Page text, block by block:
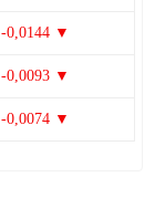
-0,0144 ▼
-0,0093 ▼
-0,0074 ▼